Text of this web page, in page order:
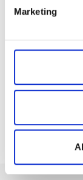
Marketing
buitenland
verwijderen?
Wijziging in